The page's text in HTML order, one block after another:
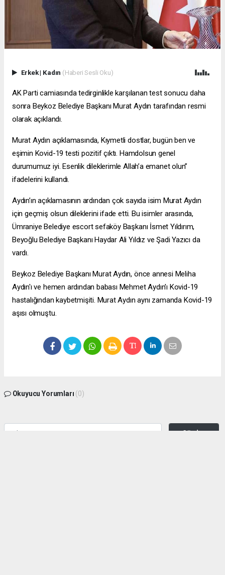
Erkek| Kadın (Haberi Sesli Oku)
AK Parti camiasında tedirginlikle karşılanan test sonucu daha
sonra Beykoz Belediye Başkanı Murat Aydın tarafından resmi
olarak açıklandı.
Murat Aydın açıklamasında, Kıymetli dostlar, bugün ben ve
eşimin Kovid-19 testi pozitif çıktı. Hamdolsun genel
durumumuz iyi. Esenlik dileklerimle Allah’a emanet olun”
ifadelerini kullandı.
Aydın’ın açıklamasının ardından çok sayıda isim Murat Aydın
için geçmiş olsun dileklerini ifade etti. Bu isimler arasında,
Ümraniye Belediye escort sefaköyBaşkanı İsmet Yıldırım,
Beyoğlu Belediye Başkanı Haydar Ali Yıldız ve Şadi Yazıcı da
vardı.
Beykoz Belediye Başkanı Murat Aydın, önce annesi Meliha
Aydın'ı ve hemen ardından babası Mehmet Aydın'ı Kovid-19
hastalığından kaybetmişiti. Murat Aydın aynı zamanda Kovid-19
aşısı olmuştu.
Okuyucu Yorumları (0)
Gönder